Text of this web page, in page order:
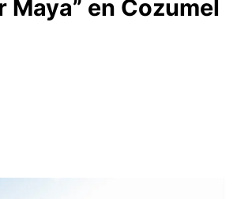
Maya” en Cozumel